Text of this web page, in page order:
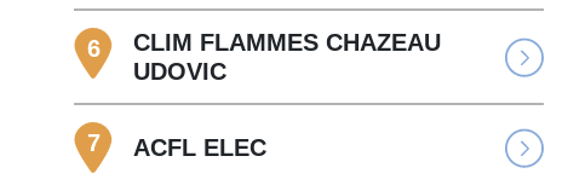
6
CLIM FLAMMES CHAZEAU
UDOVIC
7 ACFL ELEC